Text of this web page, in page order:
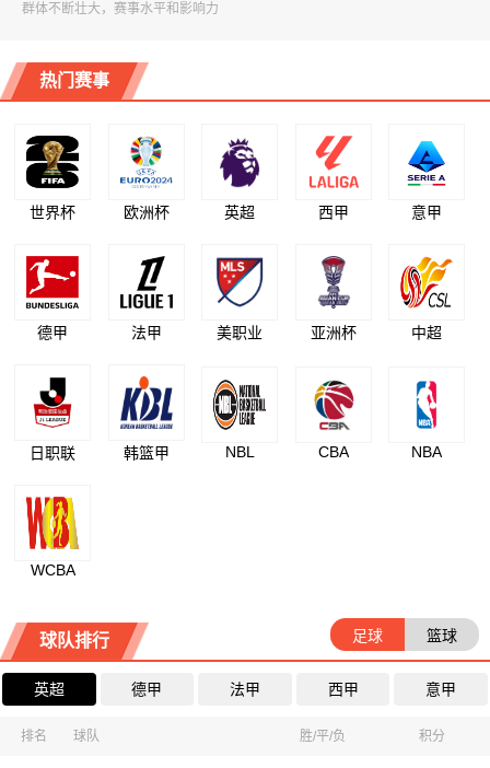
群体不断壮大，赛事水平和影响力
热门赛事
世界杯 欧洲杯 英超 西甲 意甲
德甲 法甲 美职业 亚洲杯 中超
日职联 韩篮甲 NBL CBA NBA
WCBA
球队排行 足球 篮球
英超 德甲 法甲 西甲 意甲
排名 球队 胜/平/负 积分